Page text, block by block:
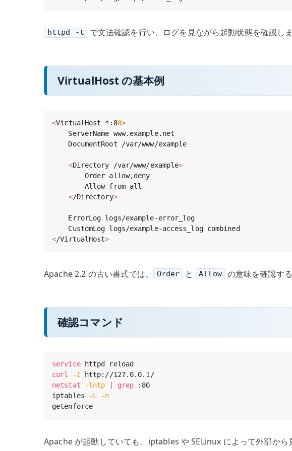
httpd -t で文法確認を行い、ログを見ながら起動状態を確認し
VirtualHost の基本例
<VirtualHost *:80>
    ServerName www.example.net
    DocumentRoot /var/www/example
<Directory /var/www/example>
        Order allow,deny
        Allow from all
</Directory>
    ErrorLog logs/example-error_log
    CustomLog logs/example-access_log combined
</VirtualHost>
Apache 2.2 の古い書式では、 Order と Allow の意味を確認す
確認コマンド
service
curl
-I
http://127.0.0.1/
netstat
-lntp grep :80
iptables
-L
-n
getenforce
Apache が起動していても、iptables や SELinux によって外部か